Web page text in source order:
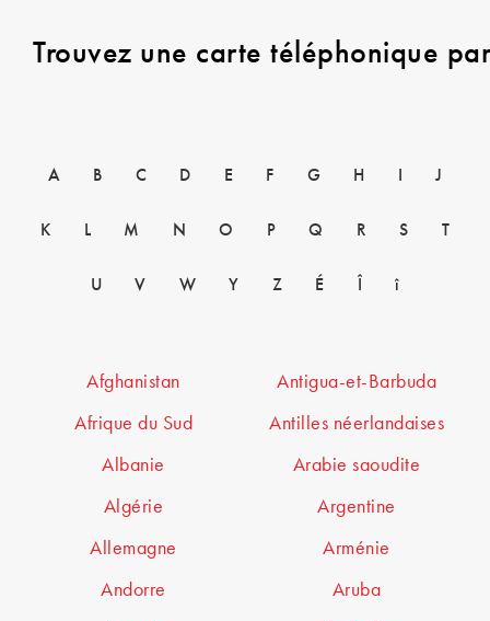
Trouvez une carte téléphonique
A B C D E F G H J
K L M N O P Q R S T
U V W Y Z É î
Afghanistan
Afrique du Sud
Albanie
Algérie
Allemagne
Andorre
Antigua-et-Barbuda
Antilles néerlandaises
Arabie saoudite
Argentine
Arménie
Aruba